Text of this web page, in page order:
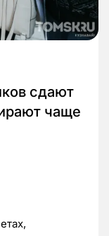
сдают
чаще